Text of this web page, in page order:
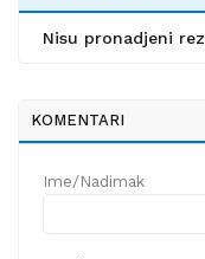
Nisu pronadjeni
KOMENTARI
Ime/Nadimak